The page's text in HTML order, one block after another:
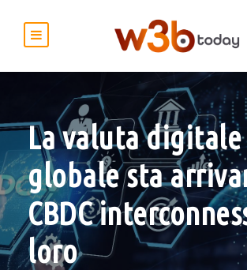
La valuta digitale
globale sta
CBDC
loro